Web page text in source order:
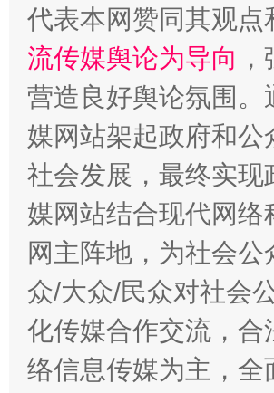
站台名比不上好声名
代表本网赞同其观
流传媒舆论为导向
营造良好舆论氛围
媒网站架起政府和
社会发展，最终实
媒网站结合现代网
网主阵地，为社会
众/大众/民众对社会
化传媒合作交流，
络信息传媒为主，